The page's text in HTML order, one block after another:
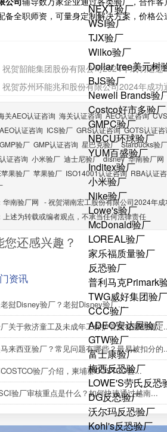
NEXT验厂
WSI验厂
TJX验厂
Wilko验厂
Dollar tree美元树
BJS验厂
Newell Brands验
Costco好市多验厂
GMPC验厂
NBCU环球验厂
YUM百盛验厂
Inditex验厂
小米验厂
Nike验厂
Lowe's验厂
McDonald验厂
LOREAL验厂
家乐福质量验厂
反恐验厂
普利马克Primark
TWG威好集团验厂
CCC验厂
ADEO安达屋验厂
GTW验厂
富士康验厂
梅西反恐验厂
LOWE'S劳氏反恐
DG反恐验厂
沃尔玛反恐验厂
Kohl's反恐验厂
备全职师资，可量身定制解决方案，价格公
祝贺韶能集团股份有限公司2024年成功通过
祝贺苏州环能兆和股份有限公司2024年成功
关AEO认证咨询 海关认证咨询 AEO认证咨询 CVS
AEO认证咨询 ICS验厂 GRS认证咨询 GOTS认证咨
GMP验厂 GMP认证咨询 星巴克验厂 Starbucks验厂
证咨询 小米验厂 迪士尼验厂 disney 华南验厂网
果验厂 苹果验厂 ISO14001认证咨询 RBA认证
华南验厂网 -祝贺湖南宏工股份有限公司2024年
上述为转载或编者观点，不承当任何法律责任
您还感兴趣？
资讯
挝Disney验厂？老挝Disney验厂...
关于救济童工及未成年工保护管理有哪些规定
来西亚验厂？常见问题有哪些？最易被扣分的
验厂介绍，柬埔寨COSTCO验...
验厂审核重点是什么？如何快速通过越南...